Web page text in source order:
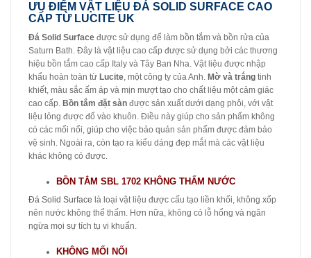
ƯU ĐIỂM VẬT LIỆU ĐÁ SOLID SURFACE CAO
CẤP TỪ LUCITE UK
Đá Solid Surface được sử dụng để làm bồn tắm và bồn rửa của
Saturn Bath. Đây là vật liệu cao cấp được sử dụng bởi các thương
hiệu bồn tắm cao cấp Italy và Tây Ban Nha. Vật liệu được nhập
khẩu hoàn toàn từ Lucite, một công ty của Anh. Mờ và trắng tinh
khiết, màu sắc ấm áp và mịn mượt tạo cho chất liệu một cảm giác
cao cấp. Bồn tắm đặt sàn được sản xuất dưới dạng phôi, với vật
liệu lỏng được đổ vào khuôn. Điều này giúp cho sản phẩm không
có các mối nối, giúp cho việc bảo quản sản phẩm được đảm bảo
vệ sinh. Ngoài ra, còn tạo ra kiểu dáng đẹp mắt mà các vật liệu
khác không có được.
BỒN TẮM SBL 1702 KHÔNG THẤM NƯỚC
Đá Solid Surface là loại vật liệu được cấu tạo liền khối, không xốp
nên nước không thể thấm. Hơn nữa, không có lỗ hổng và ngăn
ngừa mọi sự tích tụ vi khuẩn.
KHÔNG MỐI NỐI